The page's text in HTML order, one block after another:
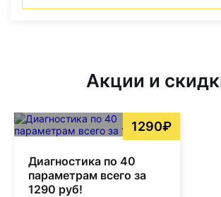
Акции и
1290₽
Диагностика по 40
параметрам всего за
1290 руб!